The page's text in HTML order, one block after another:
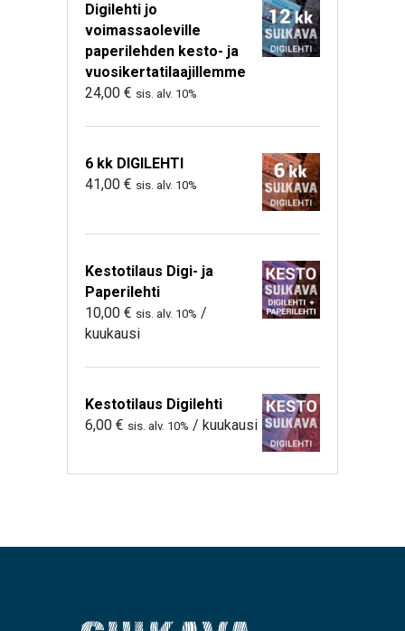
Digilehti jo
voimassaoleville
paperilehden kesto- ja
vuosikertatilaajillemme
24,00 € sis. alv. 10%
6 kk DIGILEHTI
41,00 € sis. alv. 10%
Kestotilaus Digi- ja
Paperilehti
10,00 € sis. alv. 10% /
kuukausi
Kestotilaus Digilehti
6,00 € sis. alv. 10% / kuukausi